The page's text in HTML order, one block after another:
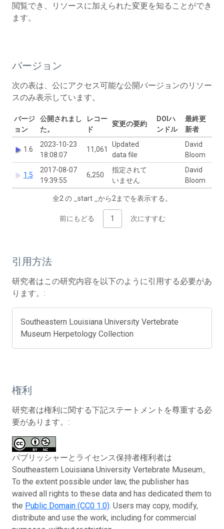
閲覧でき、リソースに加えられた変更を知ることができ
ます。
バージョン
次の表は、公にアクセス可能な公開バージョンのリソー
スのみ表示しています。
バージ
ョン
公開されまし
た。
レコー
ド
変更の要約
DOIハ
ンドル
最終更
新者
1.6
2023-10-23
18:08:07
11,061
Updated
data file
David
Bloom
1.5
2017-08-07
19:39:55
6,250
指定されて
いません
David
Bloom
全2 の _start _から2までを表示する。
前にもどる 1 次にすすむ
引用方法
研究者はこの研究内容を以下のように引用する必要があ
ります。:
Southeastern Louisiana University Vertebrate
Museum Herpetology Collection
権利
研究者は権利に関する下記ステートメントを尊重する必
要があります。:
パブリッシャーとライセンス保持者権利者は
Southeastern Louisiana University Vertebrate Museum。
To the extent possible under law, the publisher has
waived all rights to these data and has dedicated them to
the Public Domain (CC0 1.0). Users may copy, modify,
distribute and use the work, including for commercial